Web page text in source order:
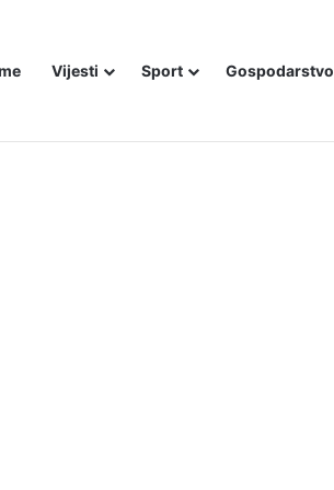
Vijesti Sport Gospodarstvo